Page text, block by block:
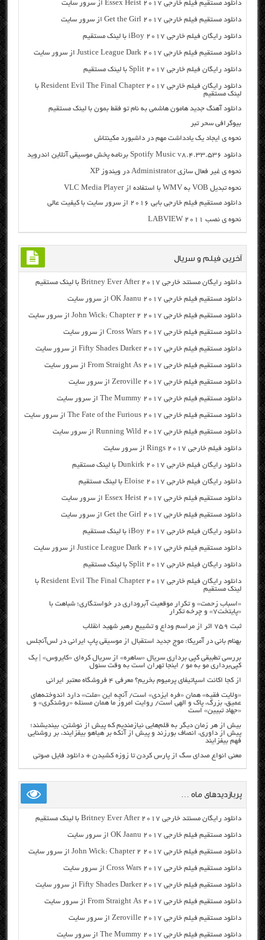
دانلود مستقیم فیلم خارجی Essex Heist 2017 از سرور سایت
دانلود مستقیم فیلم خارجی Get the Girl 2017 از سرور سایت
دانلود رایگان فیلم خارجی iBoy 2017 با لینک مستقیم
دانلود مستقیم فیلم خارجی Justice League Dark 2017 از سرور سایت
دانلود رایگان فیلم خارجی Split 2017 با لینک مستقیم
دانلود رایگان فیلم خارجی Resident Evil The Final Chapter 2017 با
لینک مستقیم
دانلود آهنگ جدید هامون هاشمی به نام تو فقط بمون با لینک مستقیم
بیوگرافی سحر تبر
نحوه ی ایجاد یک یادداشت مهم در داشبورد مکینتاش
دانلود Spotify Music v8.4.33.536 برنامه پخش موسیقی آنلاین اندروید
نحوه ی غیر فعال سازی Administrator در ویندوز XP
نحوه تبدیل VOB به WMV با استفاده از VLC Media Player
دانلود مستقیم فیلم خارجی بابی ۲۰۱۶ از سرور سایت با کیفیت عالی
نحوه ی نصب LABVIEW 2011
آخرین فیلم و سریال
دانلود رایگان مسنتد خارجی Britney Ever After 2017 با لینک مستقیم
دانلود مستقیم فیلم خارجی OK Jaanu 2017 از سرور سایت
دانلود مستقیم فیلم خارجی John Wick: Chapter 2 2017 از سرور سایت
دانلود مستقیم فیلم خارجی Cross Wars 2017 از سرور سایت
دانلود مستقیم فیلم خارجی Fifty Shades Darker 2017 از سرور سایت
دانلود مستقیم فیلم خارجی From Straight As 2017 از سرور سایت
دانلود مستقیم فیلم خارجی Zeroville 2017 از سرور سایت
دانلود مستقیم فیلم خارجی The Mummy 2017 از سرور سایت
دانلود مستقیم فیلم خارجی The Fate of the Furious 2017 از سرور سایت
دانلود مستقیم فیلم خارجی Running Wild 2017 از سرور سایت
دانلود فیلم خارجی Rings 2017 از سرور سایت
دانلود رایگان فیلم خارجی Dunkirk 2017 با لینک مستقیم
دانلود رایگان فیلم خارجی Eloise 2017 با لینک مستقیم
دانلود مستقیم فیلم خارجی Essex Heist 2017 از سرور سایت
دانلود مستقیم فیلم خارجی Get the Girl 2017 از سرور سایت
دانلود رایگان فیلم خارجی iBoy 2017 با لینک مستقیم
دانلود مستقیم فیلم خارجی Justice League Dark 2017 از سرور سایت
دانلود رایگان فیلم خارجی Split 2017 با لینک مستقیم
دانلود رایگان فیلم خارجی Resident Evil The Final Chapter 2017 با
لینک مستقیم
«اسباب زحمت» و تکرار موقعیت آبروداری در خواستگاری؛ شباهت با
«پایتخت۷» و چرخه تکرار
ثبت ۷۵۹ اثر از مراسم وداع و تشییع رهبر شهید انقلاب
بهنام بانی در آمریکا: موج جدید استقبال از موسیقی پاپ ایرانی در لس‌آنجلس
بررسی تطبیقی کپی برداری سریال «ساهره» از سریال کره‌ای «کایروس» | یک
کپی‌برداری مو به مو / اینجا تهران است به وقت سئول
از کجا اکانت اسپاتیفای پرمیوم بخریم؟ معرفی ۴ فروشگاه معتبر ایرانی
«ولایت فقیه» همان «فره ایزدی» است/ آنچه این «ملت» دارد اندوخته‌های
عمیق، بزرگ، پاک و الهی است/ روایت امروز ما همان مسئله «روشنگری» و
«جهاد تبیین» است
بیش از هر زمان دیگر به قلم‌هایی نیازمندیم که پیش از نوشتن، بیندیشند؛
پیش از داوری، انصاف بورزند و پیش از آنکه بر هیاهو بیفزایند، بر روشنایی
فهم بیفزایند
معنی انواع صدای سگ از پارس کردن تا زوزه کشیدن + دانلود فایل صوتی
پربازدیدهای ماه …
دانلود رایگان مسنتد خارجی Britney Ever After 2017 با لینک مستقیم
دانلود مستقیم فیلم خارجی OK Jaanu 2017 از سرور سایت
دانلود مستقیم فیلم خارجی John Wick: Chapter 2 2017 از سرور سایت
دانلود مستقیم فیلم خارجی Cross Wars 2017 از سرور سایت
دانلود مستقیم فیلم خارجی Fifty Shades Darker 2017 از سرور سایت
دانلود مستقیم فیلم خارجی From Straight As 2017 از سرور سایت
دانلود مستقیم فیلم خارجی Zeroville 2017 از سرور سایت
دانلود مستقیم فیلم خارجی The Mummy 2017 از سرور سایت